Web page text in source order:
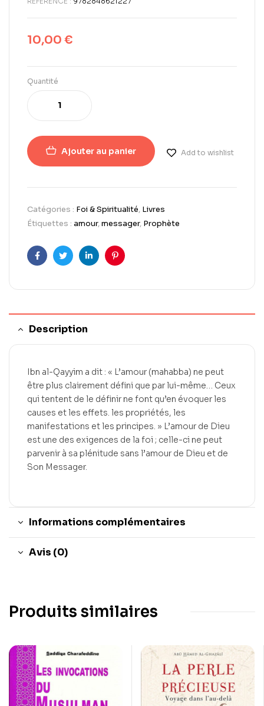
10,00 €
Quantité
Ajouter au panier Add to wishlist
Catégories : Foi & Spiritualité, Livres
Étiquettes : amour,messager, Prophète
FacebookTwitterLinkedInPinterest
Description
Ibn al-Qayyim a dit : « L’amour (mahabba) ne peut
être plus clairement défini que par lui-même… Ceux
qui tentent de le définir ne font qu’en évoquer les
causes et les effets. les propriétés, les
manifestations et les principes. » L’amour de Dieu
est une des exigences de la foi ; celle-ci ne peut
parvenir à sa plénitude sans l’amour de Dieu et de
Son Messager.
Informations complémentaires
Avis (0)
Produits similaires